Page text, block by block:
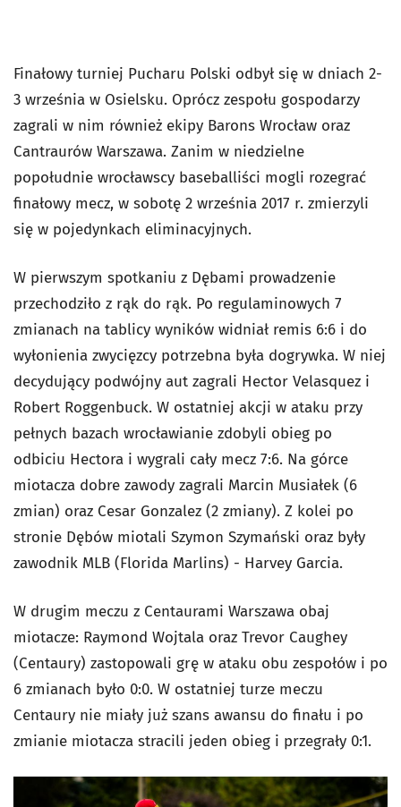
Finałowy turniej Pucharu Polski odbył się w dniach 2-
3 września w Osielsku. Oprócz zespołu gospodarzy
zagrali w nim również ekipy Barons Wrocław oraz
Cantraurów Warszawa. Zanim w niedzielne
popołudnie wrocławscy baseballiści mogli rozegrać
finałowy mecz, w sobotę 2 września 2017 r. zmierzyli
się w pojedynkach eliminacyjnych.
W pierwszym spotkaniu z Dębami prowadzenie
przechodziło z rąk do rąk. Po regulaminowych 7
zmianach na tablicy wyników widniał remis 6:6 i do
wyłonienia zwycięzcy potrzebna była dogrywka. W niej
decydujący podwójny aut zagrali Hector Velasquez i
Robert Roggenbuck. W ostatniej akcji w ataku przy
pełnych bazach wrocławianie zdobyli obieg po
odbiciu Hectora i wygrali cały mecz 7:6. Na górce
miotacza dobre zawody zagrali Marcin Musiałek (6
zmian) oraz Cesar Gonzalez (2 zmiany). Z kolei po
stronie Dębów miotali Szymon Szymański oraz były
zawodnik MLB (Florida Marlins) - Harvey Garcia.
W drugim meczu z Centaurami Warszawa obaj
miotacze: Raymond Wojtala oraz Trevor Caughey
(Centaury) zastopowali grę w ataku obu zespołów i po
6 zmianach było 0:0. W ostatniej turze meczu
Centaury nie miały już szans awansu do finału i po
zmianie miotacza stracili jeden obieg i przegrały 0:1.